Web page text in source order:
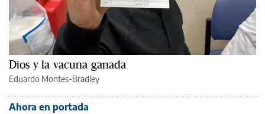
Dios y la vacuna ganada
Eduardo Montes-Bradley
Ahora en portada